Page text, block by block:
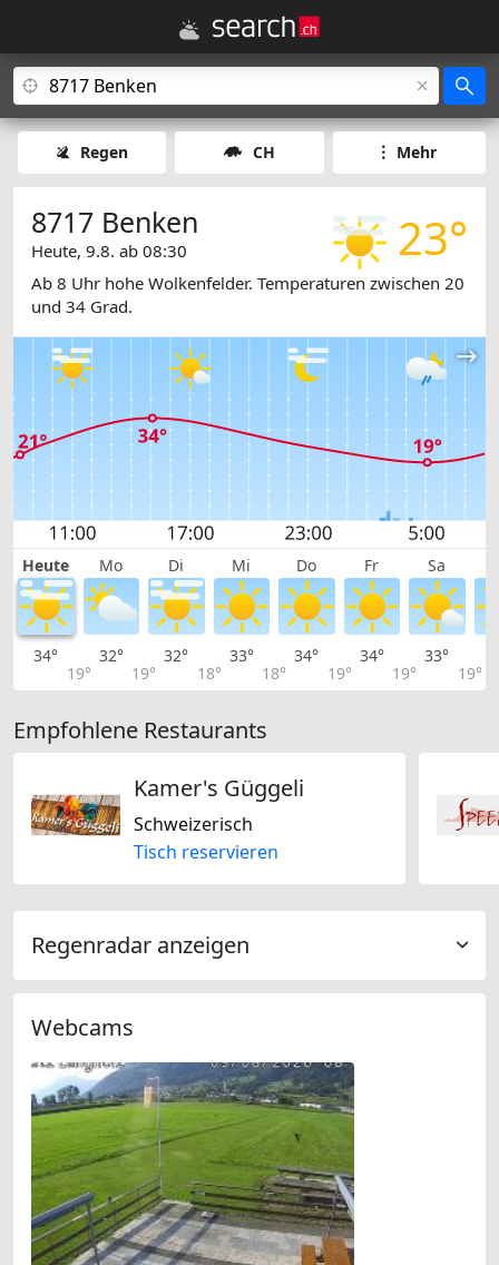
Regen CH Mehr
23°
8717 Benken
Heute, 9.8. ab 08:30
Ab 8 Uhr hohe Wolkenfelder. Temperaturen zwischen 20
und 34 Grad.
Heute Mo Di Mi Do Fr Sa
34°
19°
32°
19°
32°
18°
33°
18°
34°
19°
34°
19°
33°
19°
Empfohlene Restaurants
Kamer's Güggeli
Schweizerisch
Tisch reservieren
Regenradar anzeigen
Webcams